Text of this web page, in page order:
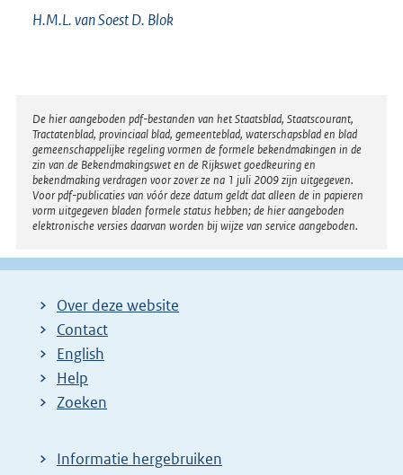
H.M.L. van Soest D. Blok
Disclaimer
De hier aangeboden pdf-bestanden van het Staatsblad, Staatscourant,
Tractatenblad, provinciaal blad, gemeenteblad, waterschapsblad en blad
gemeenschappelijke regeling vormen de formele bekendmakingen in de
zin van de Bekendmakingswet en de Rijkswet goedkeuring en
bekendmaking verdragen voor zover ze na 1 juli 2009 zijn uitgegeven.
Voor pdf-publicaties van vóór deze datum geldt dat alleen de in papieren
vorm uitgegeven bladen formele status hebben; de hier aangeboden
elektronische versies daarvan worden bij wijze van service aangeboden.
Over deze website
Contact
English
Help
Zoeken
Informatie hergebruiken